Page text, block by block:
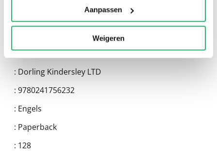
Aanpassen
Weigeren
:DK Travel
: Dorling Kindersley LTD
: 9780241756232
: Engels
: Paperback
: 128